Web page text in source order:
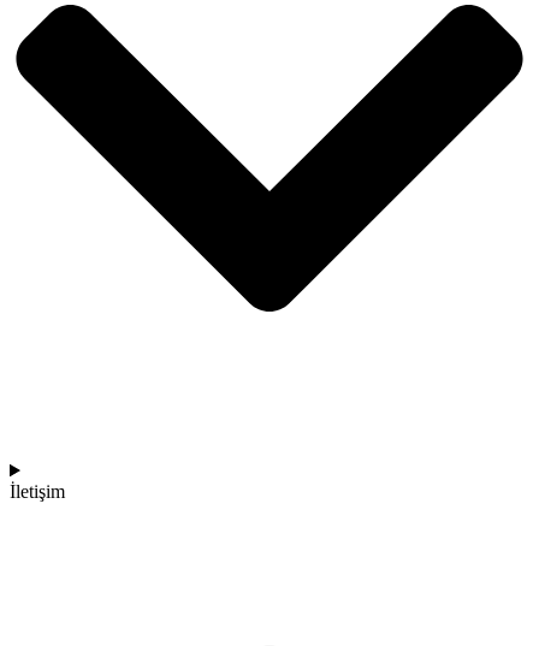
İletişim